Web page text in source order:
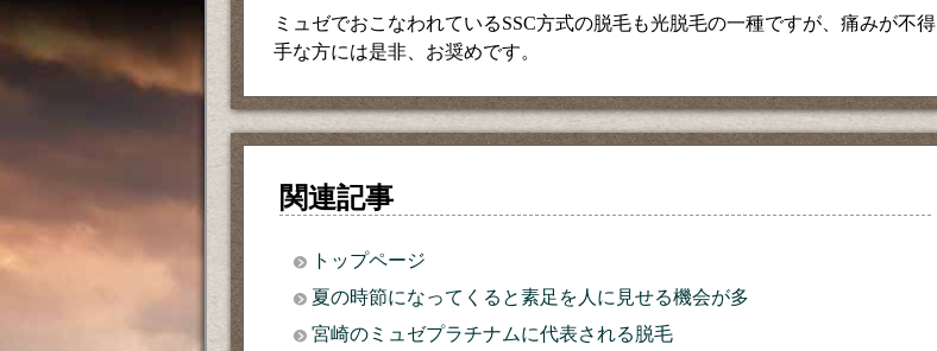
ミュゼでおこなわれているSSC方式の脱毛も光脱毛の一種ですが、痛みが不得
手な方には是非、お奨めです。
関連記事
トップページ
夏の時節になってくると素足を人に見せる機会が多
宮崎のミュゼプラチナムに代表される脱毛